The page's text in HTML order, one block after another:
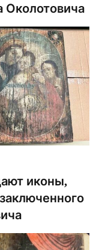
Околотовича
иконы,